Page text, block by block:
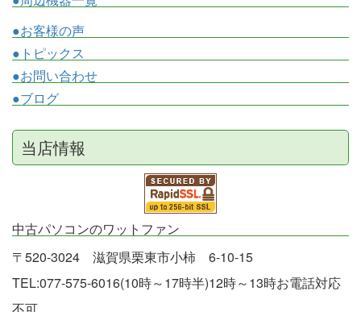
●お客様の声
●トピックス
●お問い合わせ
●ブログ
当店情報
中古パソコンのワットファン
〒520-3024 滋賀県栗東市小柿 6-10-15
TEL:077-575-6016(10時～17時半)12時～13時お電話対応
不可